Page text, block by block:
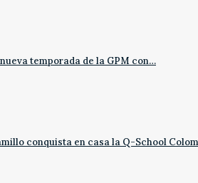
temporada de la GPM con…
conquista en casa la Q-School